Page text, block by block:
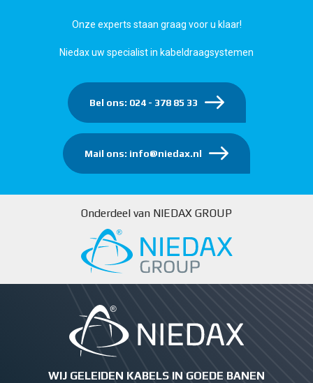
Onze experts staan graag voor u klaar!
Niedax uw specialist in kabeldraagsystemen
Bel ons: 024 - 378 85 33
Mail ons: info@niedax.nl
Onderdeel van NIEDAX GROUP
WIJ GELEIDEN KABELS IN GOEDE BANEN